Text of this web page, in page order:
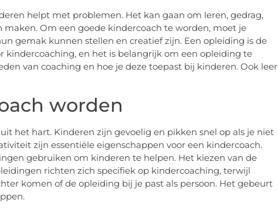
helpt met problemen. Het kan gaan om leren, gedrag,
Om een goede kindercoach te worden, moet je
gemak kunnen stellen en creatief zijn. Een opleiding is de
kindercoaching, en het is belangrijk om een opleiding te
van coaching en hoe je deze toepast bij kinderen. Ook leer
worden
het hart. Kinderen zijn gevoelig en pikken snel op als je niet
zijn essentiële eigenschappen voor een kindercoach.
gebruiken om kinderen te helpen. Het kiezen van de
richten zich specifiek op kindercoaching, terwijl
komen of de opleiding bij je past als persoon. Het gebeurt